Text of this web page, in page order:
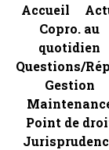
Accueil
Copro. au
quotidien
Questions/
Gestion
Point de